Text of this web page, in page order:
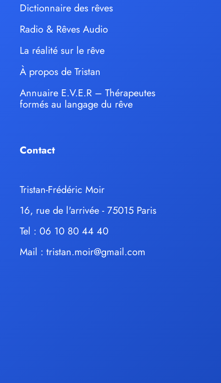
Dictionnaire des rêves
Radio & Rêves Audio
La réalité sur le rêve
À propos de Tristan
Annuaire E.V.E.R – Thérapeutes
formés au langage du rêve
Contact
Tristan-Frédéric Moir
16, rue de l'arrivée - 75015 Paris
Tel : 06 10 80 44 40
Mail : tristan.moir@gmail.com